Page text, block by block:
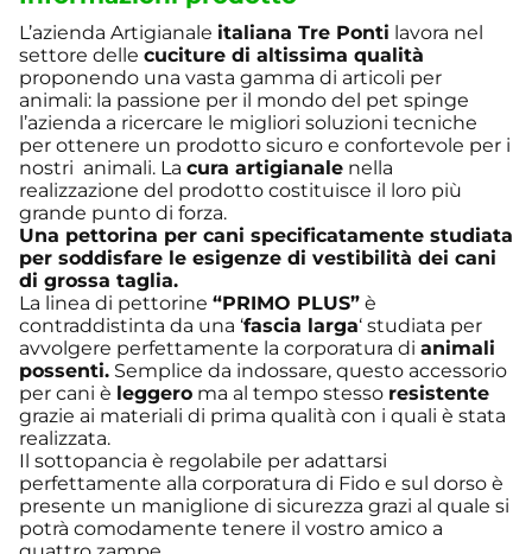
L’azienda Artigianale italiana Tre Ponti lavora nel
settore delle cuciture di altissima qualità
proponendo una vasta gamma di articoli per
animali: la passione per il mondo del pet spinge
l’azienda a ricercare le migliori soluzioni tecniche
per ottenere un prodotto sicuro e confortevole per i
nostri animali. La cura artigianale nella
realizzazione del prodotto costituisce il loro più
grande punto di forza.
Una pettorina per cani specificatamente studiata
per soddisfare le esigenze di vestibilità dei cani
di grossa taglia.
La linea di pettorine “PRIMO PLUS” è
contraddistinta da una ‘fascia larga‘ studiata per
avvolgere perfettamente la corporatura di animali
possenti. Semplice da indossare, questo accessorio
per cani è leggero ma al tempo stesso resistente
grazie ai materiali di prima qualità con i quali è stata
realizzata.
Il sottopancia è regolabile per adattarsi
perfettamente alla corporatura di Fido e sul dorso è
presente un maniglione di sicurezza grazi al quale si
potrà comodamente tenere il vostro amico a